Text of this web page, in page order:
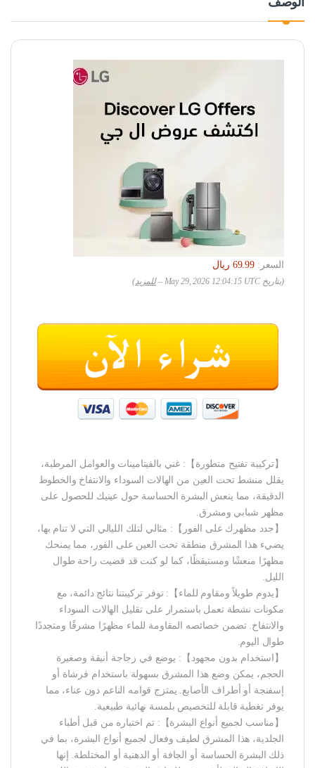
السعر:
‏69.99 ريال
(بتاريخ May 29, 2026 12:04:15 UTC – للمزيد)
【تركيبة تفتيح متطورة】: غني بالفيتامينات والعوامل المرطبة،
يقلل منشط تحت العين من الهالات السوداء والانتفاخ والخطوط
الدقيقة، مما ينعش البشرة الحساسة حول عينيك للحصول على
مظهر شبابي ومشرق.
【جدد مظهرك على الفور】: مثالي لتلك الليالي التي لا تنام بها،
يضيء هذا المشرق منطقة تحت العين على الفور، مما يمنحك
مظهرًا منعشًا ومستيقظًا، كما لو كنت قد قضيت راحة طوال
الليل.
【يدوم طويلاً ومقاوم للماء】: توفر تركيبتنا نتائج دائمة، مع
مكونات نشطة تعمل باستمرار على تقليل الهالات السوداء
والانتفاخ. تضمن خصائصه المقاومة للماء مظهرًا مشرقًا ومتجددًا
طوال اليوم.
【استخدام بدون مجهود】: يوضع في زجاجة أنيقة وصغيرة
الحجم، يمكن وضع هذا المشرق بسهولة باستخدام فرشاة أو
إسفنجة أو أطراف الأصابع. يمتزج قوامه الناعم دون عناء، مما
يوفر تغطية قابلة للتخصيص بلمسة نهائية طبيعية.
【مناسب لجميع أنواع البشرة】: تم اختباره من قبل أطباء
الجلدية، هذا المشرق لطيف وفعال لجميع أنواع البشرة، بما في
ذلك البشرة الحساسة أو الجافة أو الدهنية أو المختلطة. إنها